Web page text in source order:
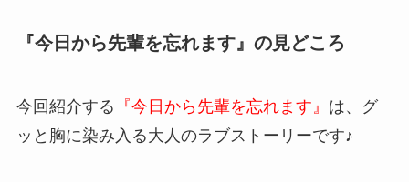
『今日から先輩を忘れます』の見どころ
今回紹介する 『今日から先輩を忘れます』 は、グ
ッと胸に染み入る大人のラブストーリーです♪